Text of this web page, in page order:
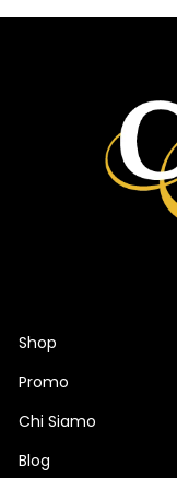
Shop
Promo
Chi Siamo
Blog